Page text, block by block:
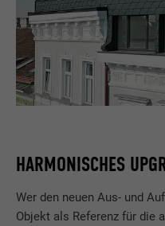
HARMONISCHES
Wer den neuen Aus- und
Objekt als Referenz für die